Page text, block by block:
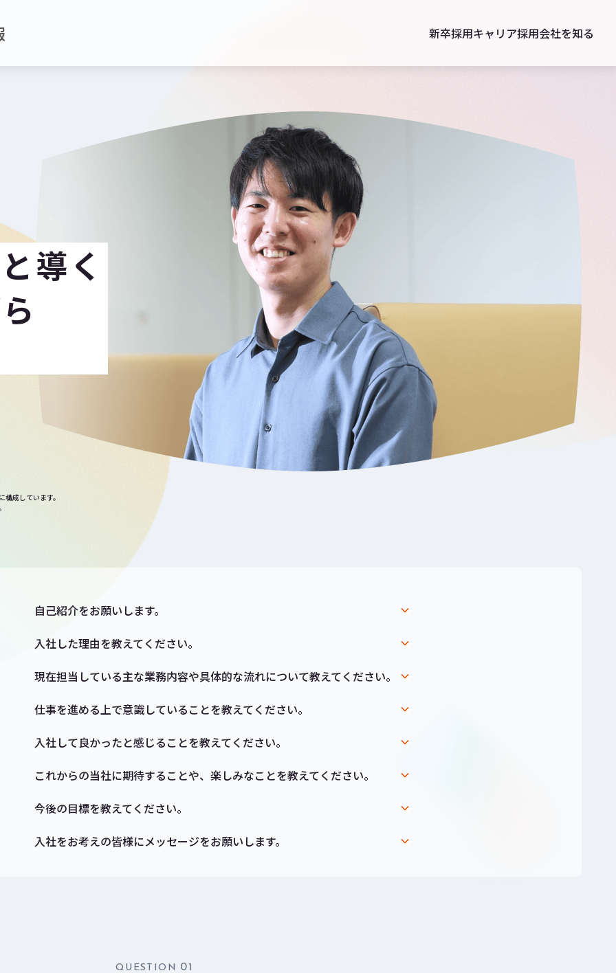
新卒採用キャリア採用会社を知る
導く
成しています。
自己紹介をお願いします。
入社した理由を教えてください。
現在担当している主な業務内容や具体的な流れについて教えてください。
仕事を進める上で意識していることを教えてください。
入社して良かったと感じることを教えてください。
これからの当社に期待することや、楽しみなことを教えてください。
今後の目標を教えてください。
入社をお考えの皆様にメッセージをお願いします。
QUESTION 01